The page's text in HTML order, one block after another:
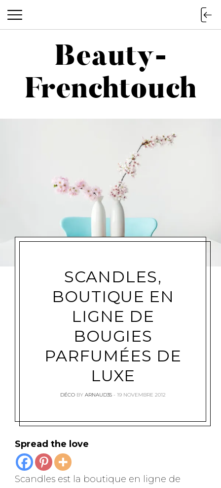
Beauty-Frenchtouch
Beauty-
Frenchtouch
SCANDLES,
BOUTIQUE EN
LIGNE DE
BOUGIES
PARFUMÉES DE
LUXE
DÉCO BY ARNAUD35 19 NOVEMBRE 2012
Spread the love
Scandles est la boutique en ligne de